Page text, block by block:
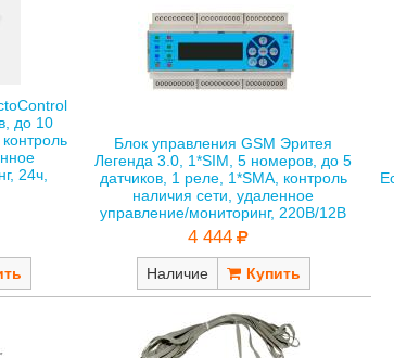
до 10
24ч,
Блок управления GSM Эритея
Легенда 3.0, 1*SIM, 5 номеров, до 5
датчиков, 1 реле, 1*SMA, контроль
наличия сети, удаленное
управление/мониторинг, 220В/12В
4 444
Наличие